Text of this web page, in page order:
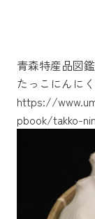
青森特産品図鑑
たっこにんにく
https://
pbook/takko-
https://
pbook/garlic
https://
pbook/